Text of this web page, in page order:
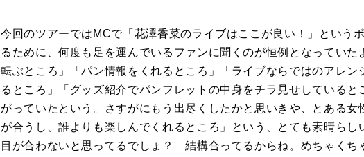
今回のツアーではMCで「花澤香菜のライブはここが良い！」という
るために、何度も足を運んでいるファンに聞くのが恒例となってい
転ぶところ」「パン情報をくれるところ」「ライブならではのアレ
るところ」「グッズ紹介でパンフレットの中身をチラ見せしている
がっていたという。さすがにもう出尽くしたかと思いきや、とある
が合うし、誰よりも楽しんでくれるところ」という、とても素晴ら
目が合わないと思ってるでしょ？ 結構合ってるからね。めちゃくち